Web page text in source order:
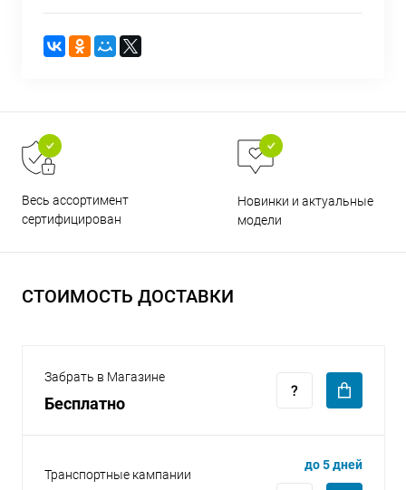
Весь ассортимент
сертифицирован
Новинки и актуальные
модели
СТОИМОСТЬ ДОСТАВКИ
Забрать в Магазине
Бесплатно
Транспортные кампании
до 5 дней